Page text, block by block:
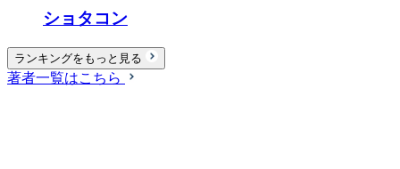
ショタコン
ランキングをもっと見る
著者一覧はこちら